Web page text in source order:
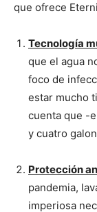
que ofrece
Tecnología
que el agua
foco de
estar mucho
cuenta que -
y cuatro
Protección
pandemia,
imperiosa